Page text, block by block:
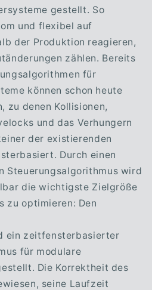
gestellt. So
und flexibel auf
der Produktion reagieren,
zählen. Bereits
für
können schon heute
zu denen Kollisionen,
und das Verhungern
der existierenden
Durch einen
Steuerungsalgorithmus wird
die wichtigste Zielgröße
zu optimieren: Den
ein zeitfensterbasierter
für modulare
Die Korrektheit des
seine Laufzeit